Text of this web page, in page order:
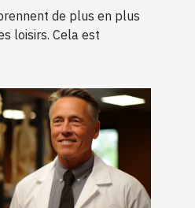
de plus en plus
loisirs. Cela est